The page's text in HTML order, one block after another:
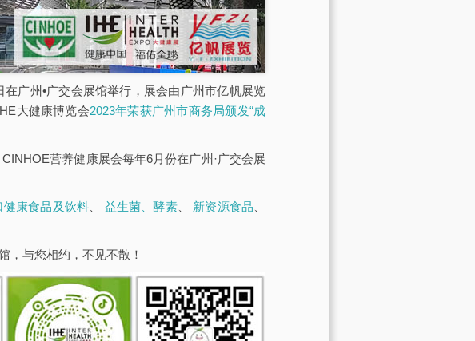
广州•广交会展馆举行，展会由广州市亿帆展览
大健康博览会2023年荣获广州市商务局颁发“成
CINHOE营养健康展会每年6月份在广州·广交会展
健康食品及饮料 益生菌、酵素、 新资源食品
，与您相约，不见不散！